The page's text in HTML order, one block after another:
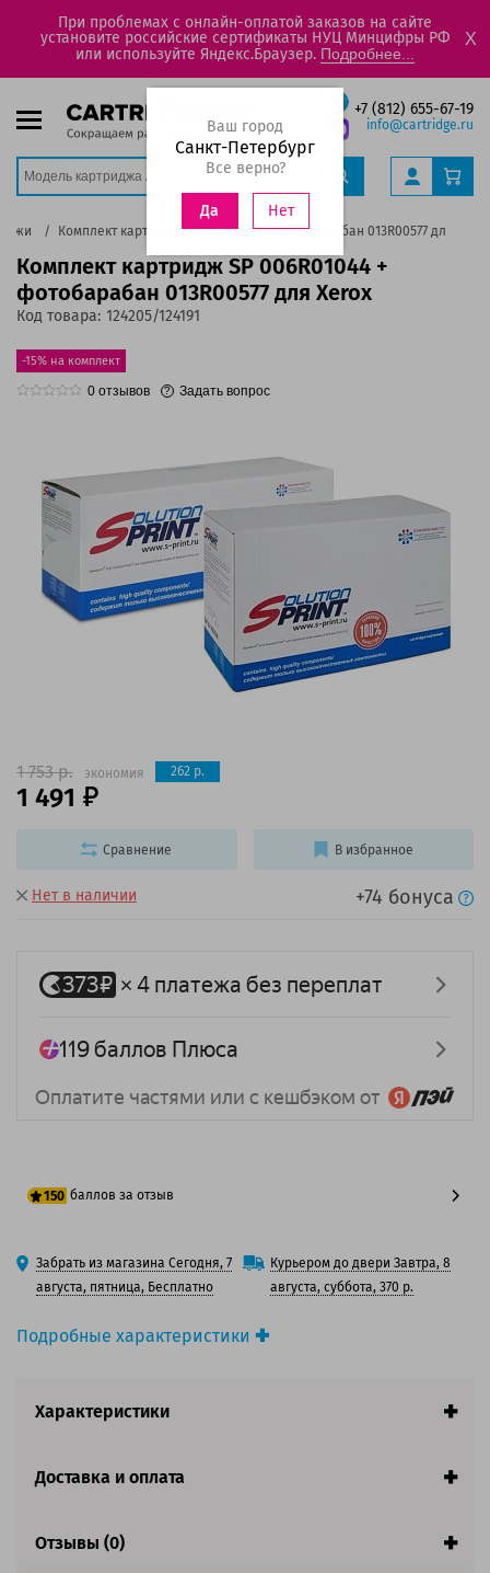
При проблемах с онлайн-оплатой заказов на сайте
установите российские сертификаты НУЦ Минцифры РФ
или используйте Яндекс.Браузер. Подробнее...
X
+7 (812) 655-67-19
info@cartridge.ru
Ваш город
Санкт-Петербург
Все верно?
Да Нет
Комплект картридж SP 006R01044 + фотобарабан 013R00577 для
Комплект картридж SP 006R01044 +
фотобарабан 013R00577 для Xerox
Код товара: 124205/124191
-15% на комплект
0 отзывов Задать вопрос
Подробные характеристики
Вид товара:Картридж лазерный
Количество в комплекте:
Ресурс:Картридж - 6 000 страниц, фотобарабан -
Нет в наличии +74 бонуса
1 753 р.
1 491
экономия 262 р.
150 баллов за отзыв
125 баллов
150 баллов
Забрать из магазина Сегодня, 7
августа, пятница, Бесплатно
Курьером до двери Завтра, 8
августа, суббота, 370 р.
Сравнение В избранное
Характеристики
Доставка и оплата
Отзывы (0)